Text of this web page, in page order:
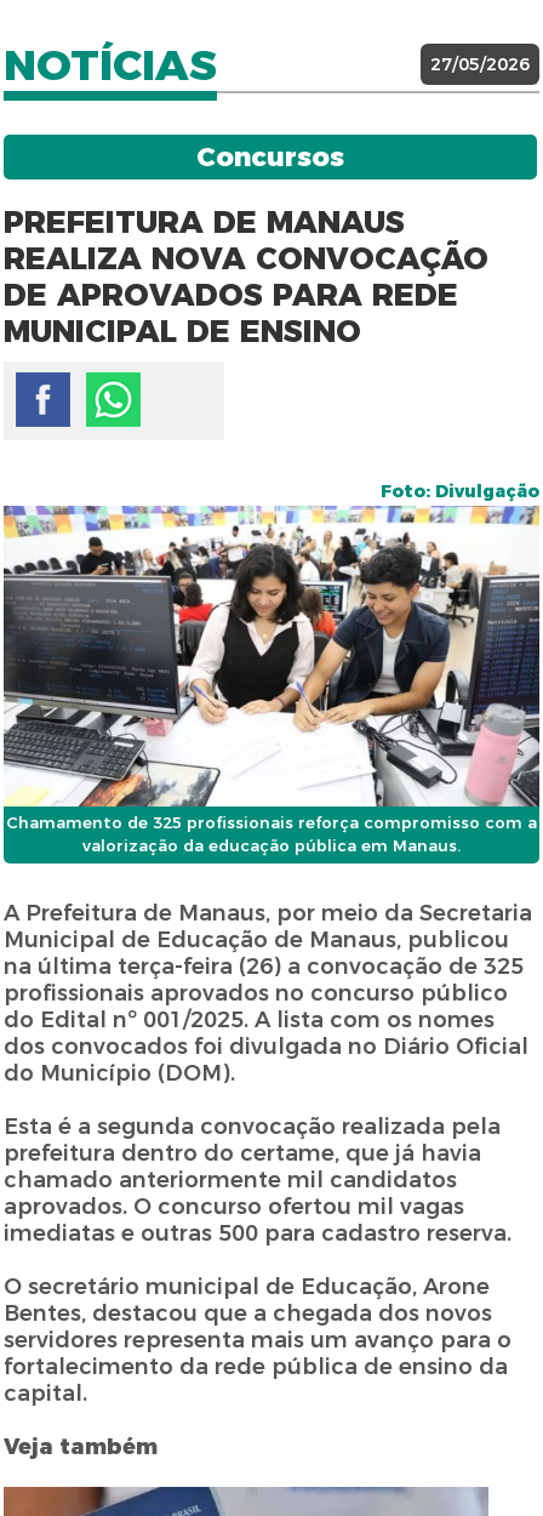
NOTÍCIAS 27/05/2026
Concursos
PREFEITURA DE MANAUS
REALIZA NOVA CONVOCAÇÃO
DE APROVADOS PARA REDE
MUNICIPAL DE ENSINO
Foto: Divulgação
Chamamento de 325 profissionais reforça compromisso com a
valorização da educação pública em Manaus.
A Prefeitura de Manaus, por meio da Secretaria
Municipal de Educação de Manaus, publicou
na última terça-feira (26) a convocação de 325
profissionais aprovados no concurso público
do Edital nº 001/2025. A lista com os nomes
dos convocados foi divulgada no Diário Oficial
do Município (DOM).
Esta é a segunda convocação realizada pela
prefeitura dentro do certame, que já havia
chamado anteriormente mil candidatos
aprovados. O concurso ofertou mil vagas
imediatas e outras 500 para cadastro reserva.
O secretário municipal de Educação, Arone
Bentes, destacou que a chegada dos novos
servidores representa mais um avanço para o
fortalecimento da rede pública de ensino da
capital.
Veja também